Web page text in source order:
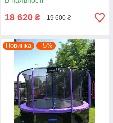
18 620 ₴ 19 600 ₴
Новинка –5%